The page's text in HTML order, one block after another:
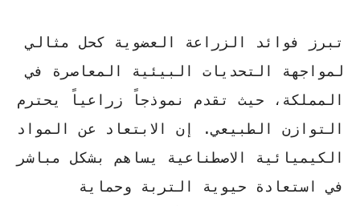
تبرز فوائد الزراعة العضوية كحل مثالي
لمواجهة التحديات البيئية المعاصرة في
المملكة، حيث تقدم نموذجاً زراعياً يحترم
التوازن الطبيعي. إن الابتعاد عن المواد
الكيميائية الاصطناعية يساهم بشكل مباشر
في استعادة حيوية التربة وحماية